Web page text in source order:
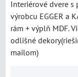
Interiérové dvere s
výrobcu EGGER a
rám + výplň MDF.
odlišné
mailom)